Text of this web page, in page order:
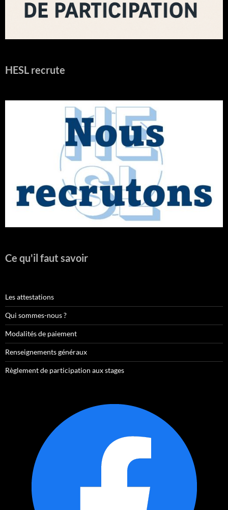
HESL recrute
Ce qu'il faut savoir
Les attestations
Qui sommes-nous ?
Modalités de paiement
Renseignements généraux
Règlement de participation aux stages